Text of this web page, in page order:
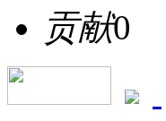
贡献0